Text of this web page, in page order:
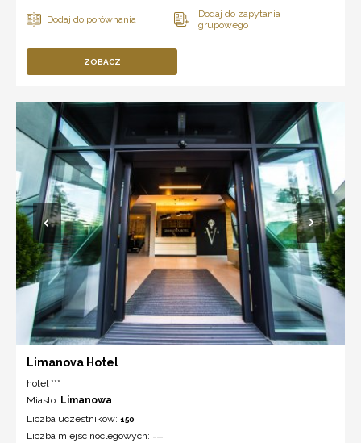
ZOBACZ
Limanova Hotel
hotel ***
Miasto: Limanowa
Liczba uczestników: 150
Liczba miejsc noclegowych: ---